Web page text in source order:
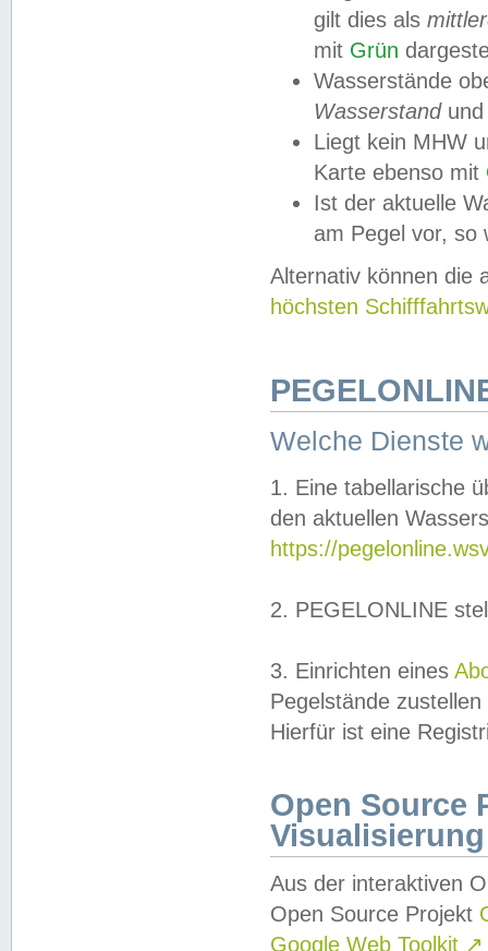
gilt dies als
mit Grün
Wasserstände
Wasserstandund
Liegt kein MHW
Karte ebenso mit
Ist der aktuelle
am Pegel vor,
Alternativ können die
höchsten
Welche Dienste
1. Eine tabellarische
den aktuellen
https://
2. PEGELONLINE
3. Einrichten eines
Pegelstände
Hierfür ist eine
Open Source
Visualisierung
Aus der interaktiven
Open Source Projekt
Google Web Toolkit ↗